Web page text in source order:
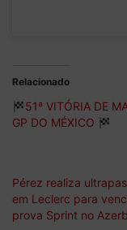
Relacionado
51ª VITÓRIA DE
GP DO MÉXICO
Pérez realiza
em Leclerc para
prova Sprint no